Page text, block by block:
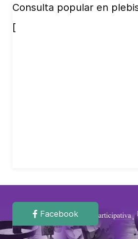
Consulta popular en
[
Facebook